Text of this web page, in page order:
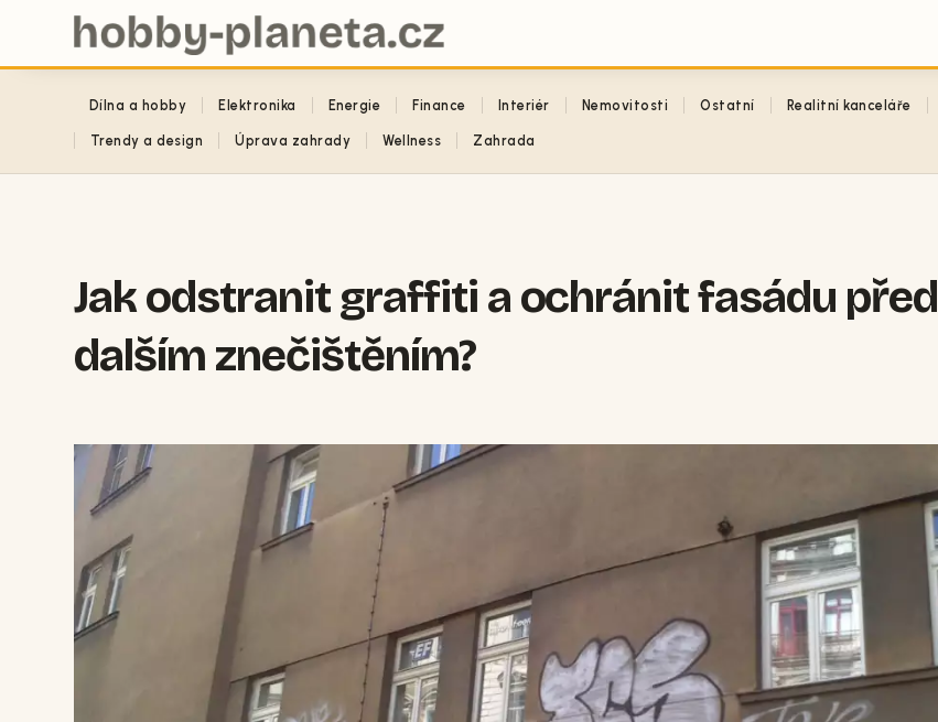
Dílna a hobby Elektronika Energie Finance Interiér Nemovitosti Ostatní Realitní kanceláře
Trendy a design Úprava zahrady Wellness Zahrada
Jak odstranit graffiti a ochránit fasádu před
dalším znečištěním?